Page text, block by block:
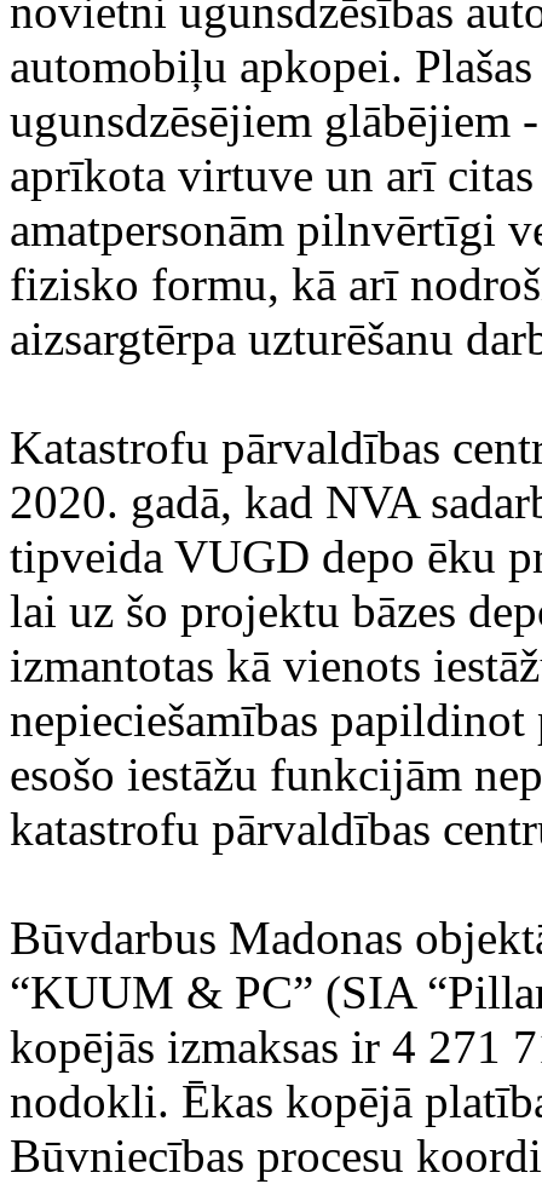
novietni ugunsdzēsības
automobiļu apkopei.
ugunsdzēsējiem glābējiem
aprīkota virtuve un arī
amatpersonām pilnvērtīgi
fizisko formu, kā arī
aizsargtērpa uzturēšanu
Katastrofu pārvaldības
2020. gadā, kad NVA
tipveida VUGD depo ēku
lai uz šo projektu bāzes
izmantotas kā vienots
nepieciešamības
esošo iestāžu funkcijām
katastrofu pārvaldības
Būvdarbus Madonas
“KUUM & PC” (SIA
kopējās izmaksas ir 4 271
nodokli. Ēkas kopējā
Būvniecības procesu